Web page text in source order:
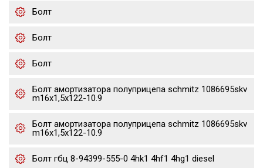
Болт
Болт
Болт
Болт амортизатора полуприцепа schmitz 1086695skv
m16x1,5х122-10.9
Болт амортизатора полуприцепа schmitz 1086695skv
m16x1,5х122-10.9
Болт гбц 8-94399-555-0 4hk1 4hf1 4hg1 diesel